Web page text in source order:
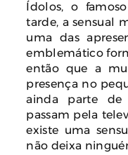
Ídolos, o
tarde, a sensual
uma das
emblemático
então que a
presença no
ainda parte de
passam pela
existe uma
não deixa